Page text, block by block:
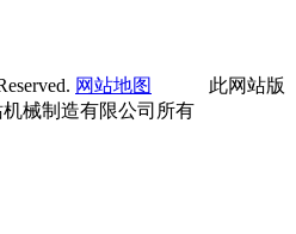
网站地图
此网站版
械制造有限公司所有